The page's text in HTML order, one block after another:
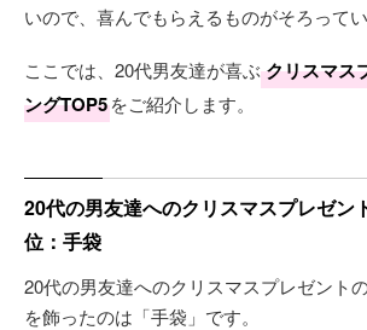
いので、喜んでもらえるものがそろってい
ここでは、20代男友達が喜ぶ クリスマス
ングTOP5をご紹介します。
20代の男友達へのクリスマスプレゼン
位：手袋
20代の男友達へのクリスマスプレゼント
を飾ったのは「手袋」です。